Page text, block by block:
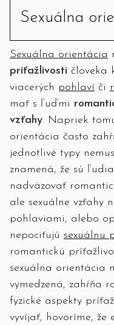
Sexuálna
Sexuálna orientácia
príťažlivosti človeka
viacerých pohlaví či
mať s ľuďmi
vzťahy. Napriek
orientácia často
jednotlivé typy
znamená, že sú
nadväzovať
ale sexuálne vzťahy
pohlaviami, alebo
nepociťujú sexuálnu
romantickú
sexuálna orientácia
vymedzená, zahŕňa
fyzické aspekty
vyvíjať, hovoríme, že